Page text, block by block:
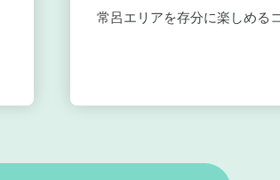
常呂エリアを存分に楽しめる